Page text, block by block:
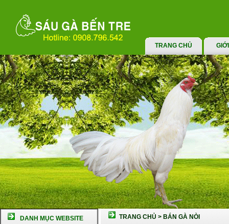
TRANG CHỦ
DANH MỤC WEBSITE TRANG CHỦ > BÁN GÀ NÒI